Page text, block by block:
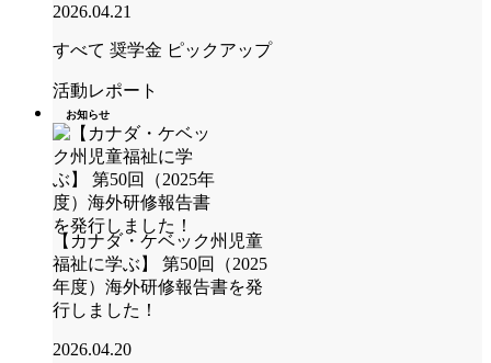
2026.04.21
すべて 奨学金 ピックアップ
活動レポート
お知らせ
【カナダ・ケベック州児童
福祉に学ぶ】 第50回（2025
年度）海外研修報告書を発
行しました！
2026.04.20